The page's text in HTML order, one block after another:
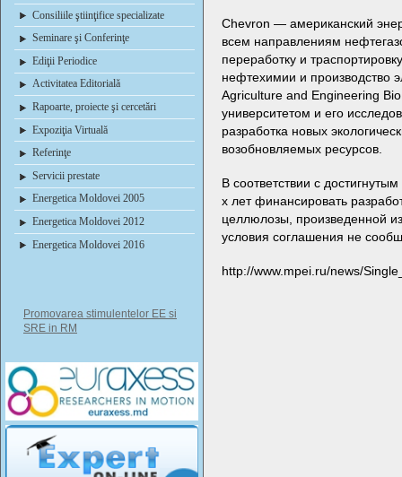
Consiliile ştiinţifice specializate
Seminare şi Conferinţe
Ediţii Periodice
Activitatea Editorială
Rapoarte, proiecte şi cercetări
Expoziţia Virtuală
Referinţe
Servicii prestate
Energetica Moldovei 2005
Energetica Moldovei 2012
Energetica Moldovei 2016
Promovarea stimulentelor EE si
SRE in RM
Chevron — американский
всем направлениям
переработку и
нефтехимии и производство
Agriculture and Engineering
университетом и его
разработка новых
возобновляемых ресурсов.
В соответствии с
х лет финансировать
целлюлозы, произведенной
условия соглашения не
http://www.mpei.ru/news/